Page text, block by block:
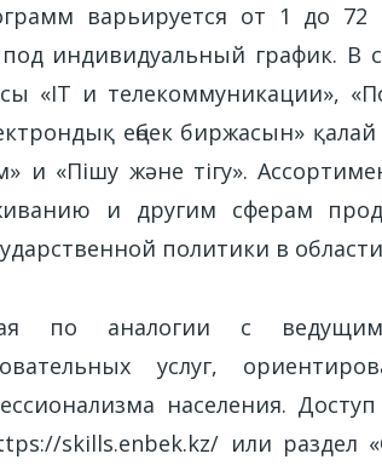
варьируется от 1 до 72
индивидуальный график. В
«IT и телекоммуникации»,
еңбек биржасын»
и «Пішу және тігу».
и другим сферам
политики в
по аналогии с
услуг,
населения.
skills.enbek.kz/ или раздел